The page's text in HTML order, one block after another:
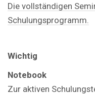
Die vollständigen
Schulungsprogramm.
Wichtig
Notebook
Zur aktiven